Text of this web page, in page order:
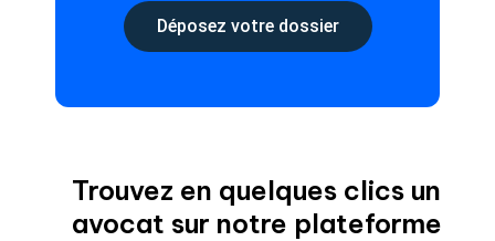
Déposez votre dossier
Trouvez en quelques clics un
avocat sur notre plateforme